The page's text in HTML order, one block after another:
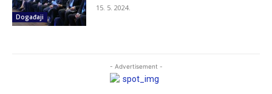
Događaji
15. 5. 2024.
- Advertisement -